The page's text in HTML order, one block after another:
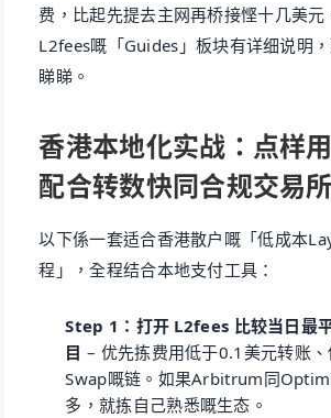
费，比起先提去主网再桥接悭十几美元
L2fees嘅「Guides」板块有详细说明
睇睇。
香港本地化实战：点样
配合转数快同合规交易
以下係一套适合香港散户嘅「低成本
程」，全程结合本地支付工具：
Step 1：打开 L2fees 比较当日最
目 – 优先拣费用低于0.1美元转账
Swap嘅链。如果Arbitrum同
多，就拣自己熟悉嘅生态。